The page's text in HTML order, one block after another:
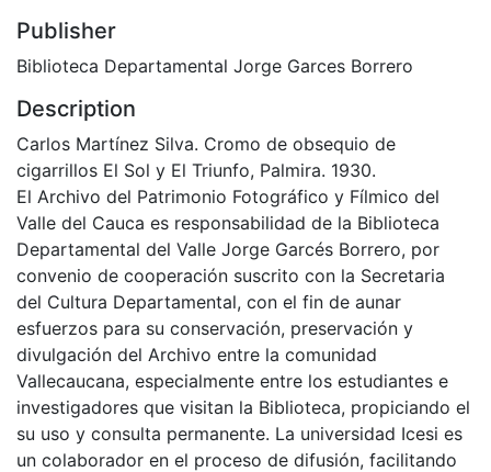
Publisher
Biblioteca Departamental Jorge Garces Borrero
Description
Carlos Martínez Silva. Cromo de obsequio de
cigarrillos El Sol y El Triunfo, Palmira. 1930.
El Archivo del Patrimonio Fotográfico y Fílmico del
Valle del Cauca es responsabilidad de la Biblioteca
Departamental del Valle Jorge Garcés Borrero, por
convenio de cooperación suscrito con la Secretaria
del Cultura Departamental, con el fin de aunar
esfuerzos para su conservación, preservación y
divulgación del Archivo entre la comunidad
Vallecaucana, especialmente entre los estudiantes e
investigadores que visitan la Biblioteca, propiciando el
su uso y consulta permanente. La universidad Icesi es
un colaborador en el proceso de difusión, facilitando